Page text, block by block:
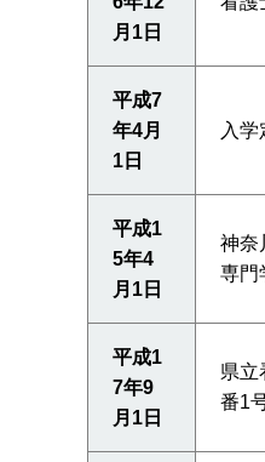
月1日
平成7
年4月
1日
入
平成1
5年4
月1日
神奈
専門
平成1
7年9
月1日
県立
番1